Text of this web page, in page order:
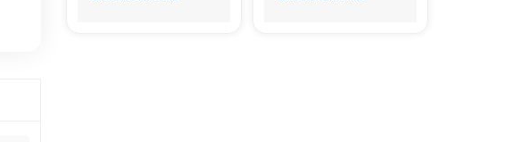
chimiluminescence
chimiluminescence